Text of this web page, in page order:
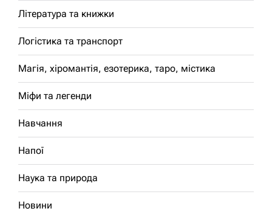
Література та книжки
Логістика та транспорт
Магія, хіромантія, езотерика, таро, містика
Міфи та легенди
Навчання
Напої
Наука та природа
Новини